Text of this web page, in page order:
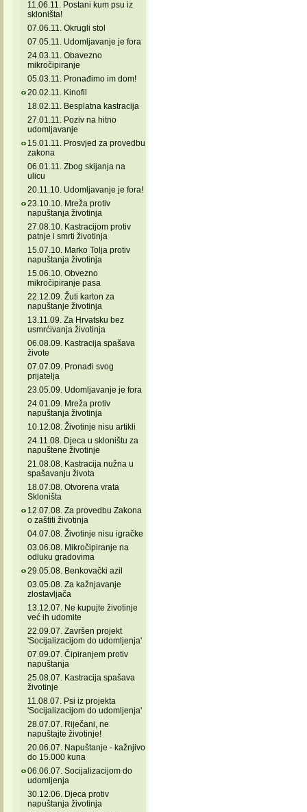
11.06.11. Postani kum psu iz
skloništa!
07.06.11. Okrugli stol
07.05.11. Udomljavanje je fora
24.03.11. Obavezno
mikročipiranje
05.03.11. Pronađimo im dom!
20.02.11. Kinofil
18.02.11. Besplatna kastracija
27.01.11. Poziv na hitno
udomljavanje
15.01.11. Prosvjed za provedbu
zakona
06.01.11. Zbog skijanja na
ulicu
20.11.10. Udomljavanje je fora!
23.10.10. Mreža protiv
napuštanja životinja
27.08.10. Kastracijom protiv
patnje i smrti životinja
15.07.10. Marko Tolja protiv
napuštanja životinja
15.06.10. Obvezno
mikročipiranje pasa
22.12.09. Žuti karton za
napuštanje životinja
13.11.09. Za Hrvatsku bez
usmrćivanja životinja
06.08.09. Kastracija spašava
živote
07.07.09. Pronađi svog
prijatelja
23.05.09. Udomljavanje je fora
24.01.09. Mreža protiv
napuštanja životinja
10.12.08. Životinje nisu artikli
24.11.08. Djeca u skloništu za
napuštene životinje
21.08.08. Kastracija nužna u
spašavanju života
18.07.08. Otvorena vrata
Skloništa
12.07.08. Za provedbu Zakona
o zaštiti životinja
04.07.08. Životinje nisu igračke
03.06.08. Mikročipiranje na
odluku gradovima
29.05.08. Benkovački azil
03.05.08. Za kažnjavanje
zlostavljača
13.12.07. Ne kupujte životinje
već ih udomite
22.09.07. Završen projekt
'Socijalizacijom do udomljenja'
07.09.07. Čipiranjem protiv
napuštanja
25.08.07. Kastracija spašava
životinje
11.08.07. Psi iz projekta
'Socijalizacijom do udomljenja'
28.07.07. Riječani, ne
napuštajte životinje!
20.06.07. Napuštanje - kažnjivo
do 15.000 kuna
06.06.07. Socijalizacijom do
udomljenja
30.12.06. Djeca protiv
napuštanja životinja